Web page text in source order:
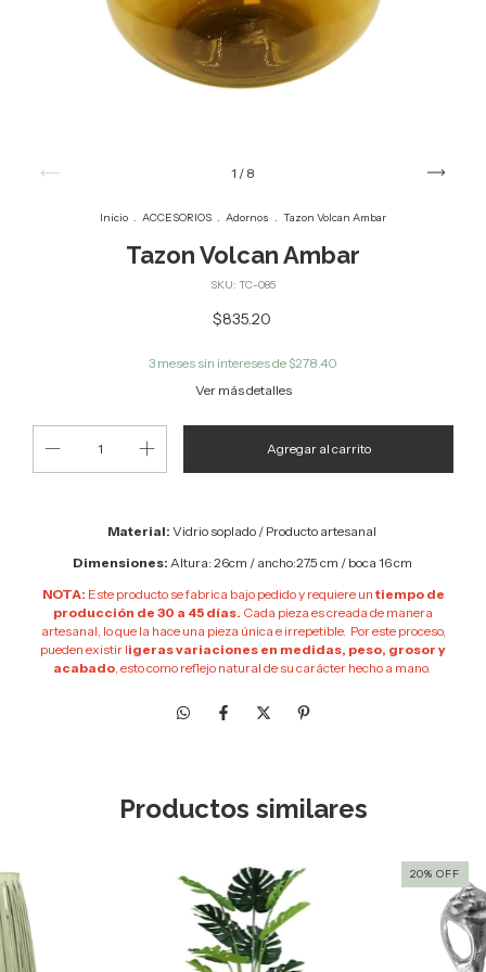
1 / 8
Inicio . ACCESORIOS . Adornos . Tazon Volcan Ambar
Tazon Volcan Ambar
SKU: TC-085
$835.20
3 meses sin intereses de $278.40
Ver más detalles
Material: Vidrio soplado / Producto artesanal
Dimensiones: Altura: 26cm / ancho:27.5 cm / boca 16 cm
NOTA: Este producto se fabrica bajo pedido y requiere untiempo de
producción de 30 a 45 días. Cada pieza es creada de manera
artesanal, lo que la hace una pieza única e irrepetible. Por este proceso,
pueden existir ligeras variaciones en medidas, peso, grosor y
acabado, esto como reflejo natural de su carácter hecho a mano.
Productos similares
20%OFF